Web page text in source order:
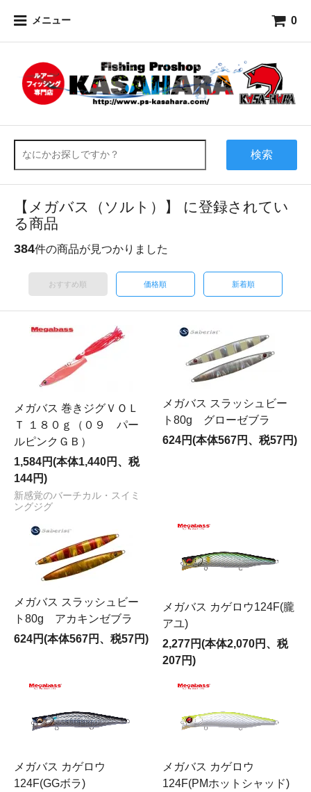
メニュー 0
検索
【メガバス（ソルト）】 に登録されてい
る商品
384件の商品が見つかりました
おすすめ順 価格順 新着順
メガバス 巻きジグＶＯＬ
Ｔ １８０ｇ（０９ パー
ルピンクＧＢ）
1,584円(本体1,440円、税
144円)
新感覚のバーチカル・スイミ
ングジグ
メガバス スラッシュビー
ト80g グローゼブラ
624円(本体567円、税57円)
メガバス スラッシュビー
ト80g アカキンゼブラ
624円(本体567円、税57円)
メガバス カゲロウ124F(朧
アユ)
2,277円(本体2,070円、税
207円)
メガバス カゲロウ
124F(GGボラ)
メガバス カゲロウ
124F(PMホットシャッド)